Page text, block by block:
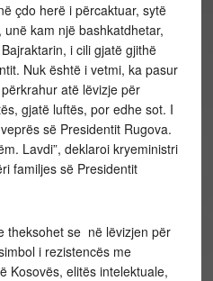
çdo herë i përcaktuar, sytë
kam një bashkatdhetar,
i cili gjatë gjithë
Nuk është i vetmi, ka pasur
atë lëvizje për
gjatë luftës, por edhe sot. I
së Presidentit Rugova.
Lavdi”, deklaroi kryeministri
familjes së Presidentit
theksohet se në lëvizjen për
i rezistencës me
Kosovës, elitës intelektuale,